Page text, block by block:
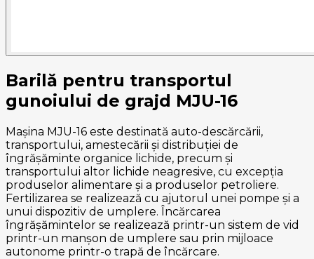
Barilă pentru transportul
gunoiului de grajd MJU-16
Mașina MJU-16 este destinată auto-descărcării,
transportului, amestecării și distribuției de
îngrășăminte organice lichide, precum și
transportului altor lichide neagresive, cu excepția
produselor alimentare și a produselor petroliere.
Fertilizarea se realizează cu ajutorul unei pompe și a
unui dispozitiv de umplere. Încărcarea
îngrășămintelor se realizează printr-un sistem de vid
printr-un manșon de umplere sau prin mijloace
autonome printr-o trapă de încărcare.